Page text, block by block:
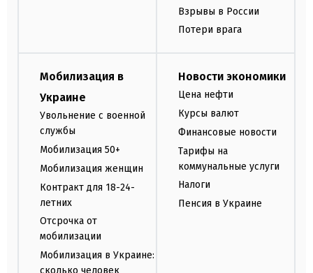
Взрывы в России
Потери врага
Мобилизация в
Украине
Увольнение с военной
службы
Мобилизация 50+
Мобилизация женщин
Контракт для 18-24-
летних
Отсрочка от
мобилизации
Мобилизация в Украине:
Новости экономики
Цена нефти
Курсы валют
Финансовые новости
Тарифы на
коммунальные услуги
Налоги
Пенсия в Украине